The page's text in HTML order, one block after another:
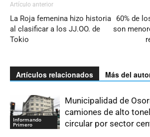
Artículo anterior
La Roja femenina hizo historia
al clasificar a los JJ.OO. de
Tokio
60% de
son
Artículos relacionados Más del
Informando
Primero
Municipalidad de
camiones de alto
circular por sector